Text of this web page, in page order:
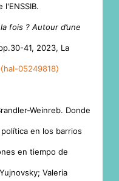
fois ? Autour d’une
41, 2023, La
⟨hal-05249818⟩
Weinreb. Donde
en los barrios
en tiempo de
Valeria